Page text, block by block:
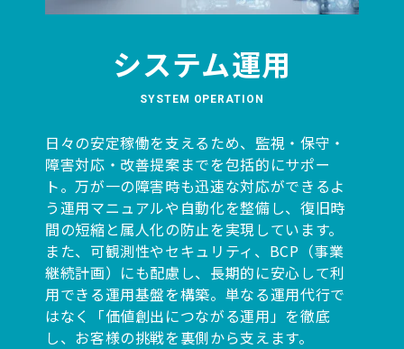
システム運用
SYSTEM OPERATION
日々の安定稼働を支えるため、監視・保守・
障害対応・改善提案までを包括的にサポー
ト。万が一の障害時も迅速な対応ができるよ
う運用マニュアルや自動化を整備し、復旧時
間の短縮と属人化の防止を実現しています。
また、可観測性やセキュリティ、BCP（事業
継続計画）にも配慮し、長期的に安心して利
用できる運用基盤を構築。単なる運用代行で
はなく「価値創出につながる運用」を徹底
し、お客様の挑戦を裏側から支えます。